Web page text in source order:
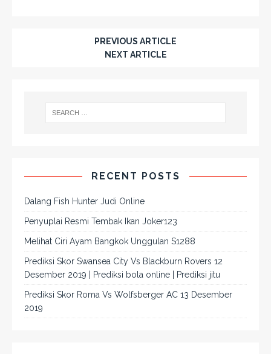
PREVIOUS ARTICLE
NEXT ARTICLE
RECENT POSTS
Dalang Fish Hunter Judi Online
Penyuplai Resmi Tembak Ikan Joker123
Melihat Ciri Ayam Bangkok Unggulan S1288
Prediksi Skor Swansea City Vs Blackburn Rovers 12
Desember 2019 | Prediksi bola online | Prediksi jitu
Prediksi Skor Roma Vs Wolfsberger AC 13 Desember
2019